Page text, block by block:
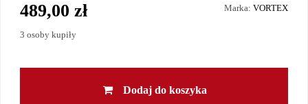
Marka: VORTEX
489,00 zł
3 osoby kupiły
Dodaj do koszyka